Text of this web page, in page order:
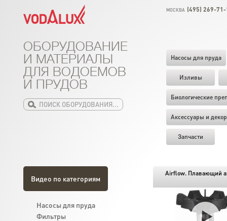
МОСКВА (495) 269-
Насосы для пруда
Изливы
Биологические
Аксессуары и декор
Запчасти
ОБОРУДОВАНИЕ
И МАТЕРИАЛЫ
ДЛЯ ВОДОЕМОВ
И ПРУДОВ
Airflow. Плавающий
Видео по категориям
Насосы для пруда
Фильтры